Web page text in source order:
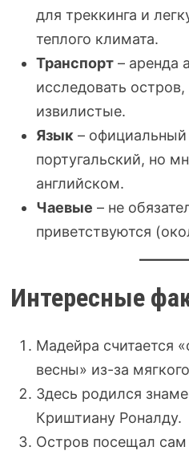
для треккинга и
теплого климата.
Транспорт– аренда
исследовать
извилистые.
Язык– официальный
португальский, но
английском.
Чаевые – не
приветствуются
Интересные
Мадейра считается
весны» из-за
Здесь родился
Криштиану Роналду.
Остров посещал сам